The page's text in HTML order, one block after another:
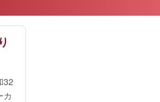
32
カ